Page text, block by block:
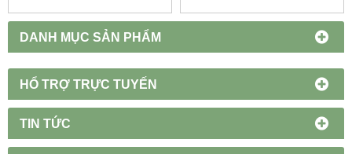
DANH MỤC SẢN PHẨM
HỔ TRỢ TRỰC TUYẾN
TIN TỨC